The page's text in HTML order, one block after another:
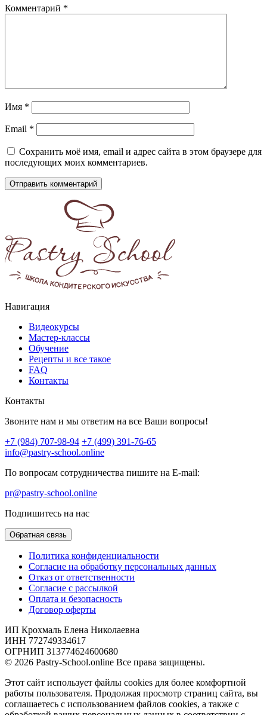
Комментарий *
Имя *
Email *
Сохранить моё имя, email и адрес сайта в этом браузере для
последующих моих комментариев.
Навигация
Видеокурсы
Мастер-классы
Обучение
Рецепты и все такое
FAQ
Контакты
Контакты
Звоните нам и мы ответим на все Ваши вопросы!
+7 (984) 707-98-94 +7 (499) 391-76-65
info@pastry-school.online
По вопросам сотрудничества пишите на E-mail:
pr@pastry-school.online
Подпишитесь на нас
Обратная связь
Политика конфиденциальности
Согласие на обработку персональных данных
Отказ от ответственности
Согласие с рассылкой
Оплата и безопасность
Договор оферты
ИП Крохмаль Елена Николаевна
ИНН 772749334617
ОГРНИП 313774624600680
© 2026 Pastry-School.online Все права защищены.
Этот сайт использует файлы cookies для более комфортной
работы пользователя. Продолжая просмотр страниц сайта, вы
соглашаетесь с использованием файлов cookies, а также с